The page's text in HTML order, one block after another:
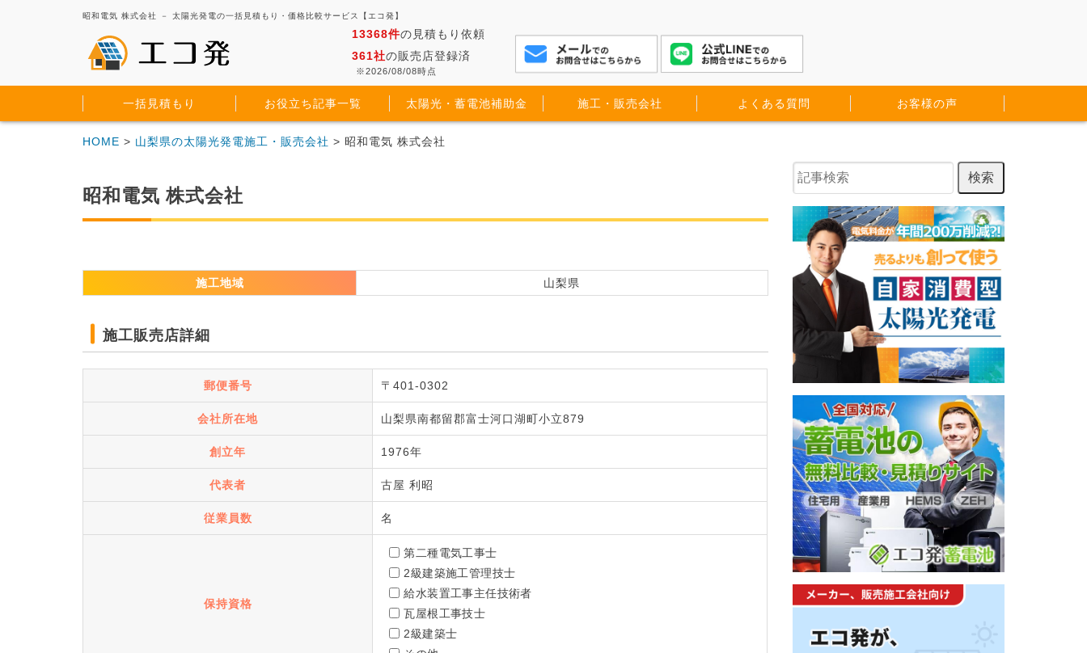
昭和電気 株式会社 － 太陽光発電の一括見積もり・価格比較サービス【エコ発】
13368件の見積もり依頼
361社の販売店登録済
※2026/08/08時点
一括見積もり お役立ち記事一覧 太陽光・蓄電池補助金 施工・販売会社 よくある質問 お客様の声
HOME > 山梨県の太陽光発電施工・販売会社 > 昭和電気 株式会社
昭和電気 株式会社
施工地域 山梨県
施工販売店詳細
郵便番号 〒401-0302
会社所在地 山梨県南都留郡富士河口湖町小立879
創立年 1976年
代表者 古屋 利昭
従業員数 名
保持資格
第二種電気工事士
2級建築施工管理技士
給水装置工事主任技術者
瓦屋根工事技士
2級建築士